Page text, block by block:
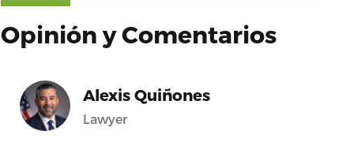
Opinión y Comentarios
Alexis Quiñones
Lawyer